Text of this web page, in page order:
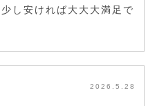
し安ければ大大大満足で
2026.5.28